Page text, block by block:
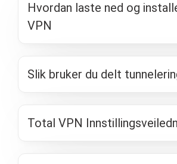
Hvordan laste ned og
VPN
Slik bruker du delt
Total VPN